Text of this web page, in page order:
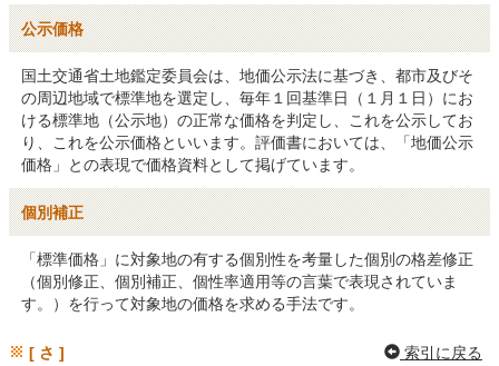
公示価格
国土交通省土地鑑定委員会は、地価公示法に基づき、都市及びそ
の周辺地域で標準地を選定し、毎年１回基準日（１月１日）にお
ける標準地（公示地）の正常な価格を判定し、これを公示してお
り、これを公示価格といいます。評価書においては、「地価公示
価格」との表現で価格資料として掲げています。
個別補正
「標準価格」に対象地の有する個別性を考量した個別の格差修正
（個別修正、個別補正、個性率適用等の言葉で表現されていま
す。）を行って対象地の価格を求める手法です。
[ さ ] 索引に戻る